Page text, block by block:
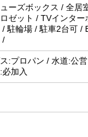
ーズボックス / 全居
ゼット / TVインター
/ 駐輪場 / 駐車2台可 /
/
:プロパン / 水道:公
必加入